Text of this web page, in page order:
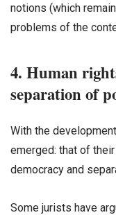
notions (which
problems of the
4. Human
separation of
With the
emerged: that of
democracy and
Some jurists have